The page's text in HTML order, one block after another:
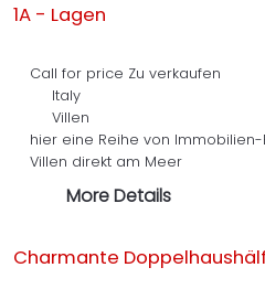
1A - Lagen
Call for price Zu verkaufen
Italy
Villen
hier eine Reihe von
Villen direkt am Meer
More Details
Charmante